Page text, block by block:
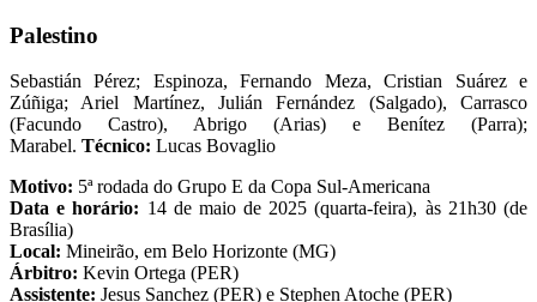
Palestino
Sebastián Pérez; Espinoza, Fernando Meza, Cristian Suárez e
Zúñiga; Ariel Martínez, Julián Fernández (Salgado), Carrasco
(Facundo Castro), Abrigo (Arias) e Benítez (Parra);
Marabel. Técnico: Lucas Bovaglio
Motivo: 5ª rodada do Grupo E da Copa Sul-Americana
Data e horário: 14 de maio de 2025 (quarta-feira), às 21h30 (de
Brasília)
Local: Mineirão, em Belo Horizonte (MG)
Árbitro: Kevin Ortega (PER)
Assistente: Jesus Sanchez (PER) e Stephen Atoche (PER)